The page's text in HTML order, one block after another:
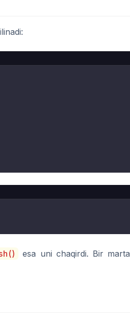
esa uni chaqirdi. Bir